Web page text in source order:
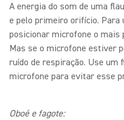
A energia do som de uma
e pelo primeiro orifício. Para
posicionar microfone o
Mas se o microfone estiver
ruído de respiração. Use
microfone para evitar esse
Oboé e fagote: